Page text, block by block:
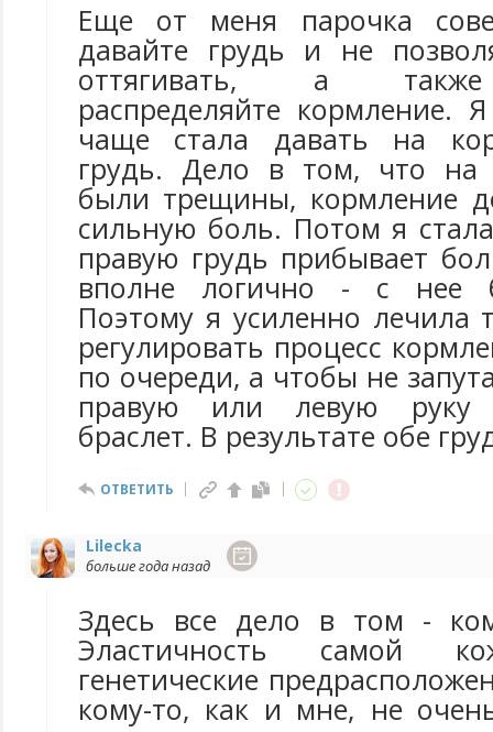
Еще от меня парочка
давайте грудь и не
оттягивать, а
распределяйте кормление.
чаще стала давать на
грудь. Дело в том, что на
были трещины, кормление
сильную боль. Потом я
правую грудь прибывает
вполне логично - с нее
Поэтому я усиленно лечила
регулировать процесс
по очереди, а чтобы не
правую или левую руку
браслет. В результате обе
ОТВЕТИТЬ
Lilecka
больше года назад
Здесь все дело в том -
Эластичность самой
генетические
кому-то, как и мне, не